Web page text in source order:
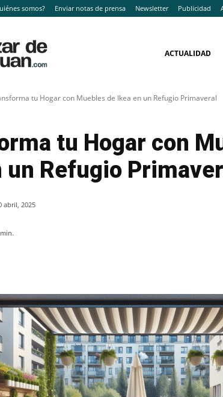
somos? Enviar notas de prensa Newsletter Publicidad
ACTUALIDAD
tu Hogar con Muebles de Ikea en un Refugio Primaveral
tu Hogar con
un Refugio
abril, 2025
min.